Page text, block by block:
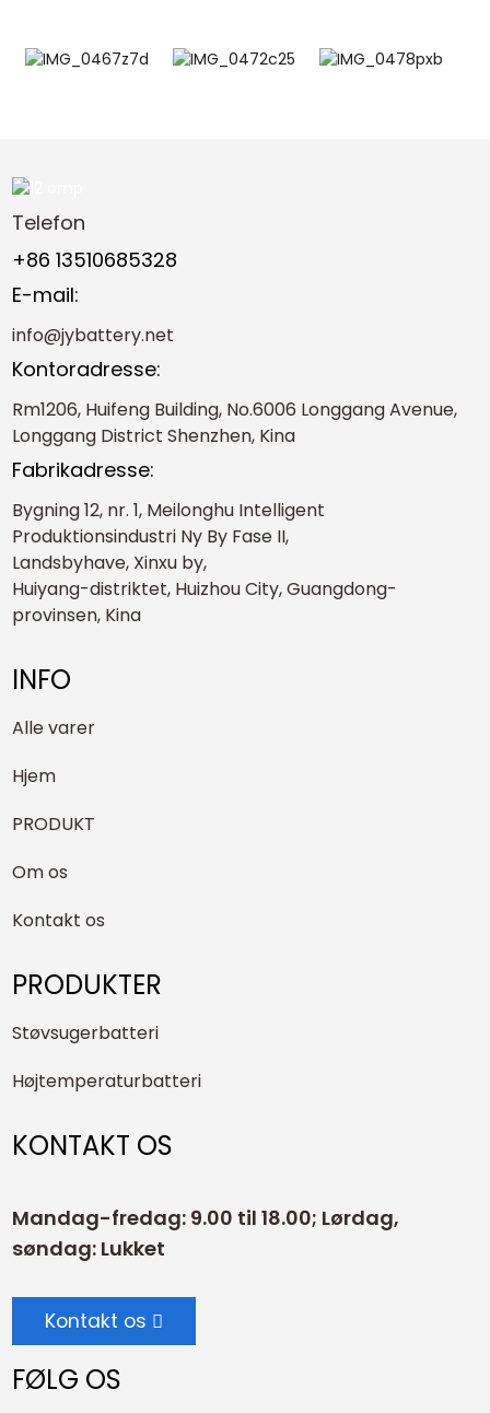
Telefon
+86 13510685328
E-mail:
info@jybattery.net
Kontoradresse:
Rm1206, Huifeng Building, No.6006 Longgang Avenue,
Longgang District Shenzhen, Kina
Fabrikadresse:
Bygning 12, nr. 1, Meilonghu Intelligent
Produktionsindustri Ny By Fase II,
Landsbyhave, Xinxu by,
Huiyang-distriktet, Huizhou City, Guangdong-
provinsen, Kina
INFO
Alle varer
Hjem
PRODUKT
Om os
Kontakt os
PRODUKTER
Støvsugerbatteri
Højtemperaturbatteri
KONTAKT OS
Mandag-fredag: 9.00 til 18.00; Lørdag,
søndag: Lukket
Kontakt os
FØLG OS